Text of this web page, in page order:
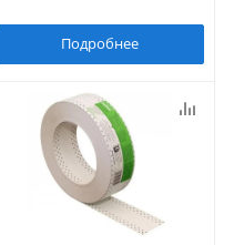
Подробнее